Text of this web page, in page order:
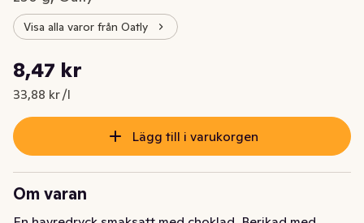
Visa alla varor från Oatly
Nuvarande pris är: 8,47 kr
8,47 kr
33,88 kr /l
Styckpris: 33,88 kr /l
Lägg till i varukorgen
Om varan